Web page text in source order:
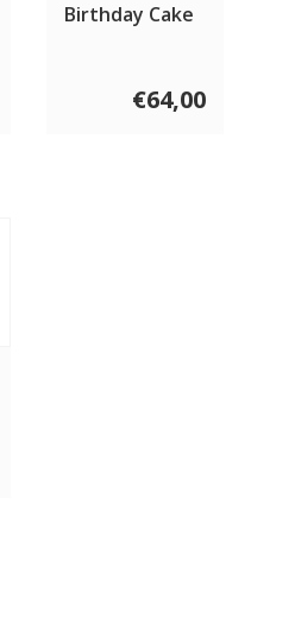
Birthday Cake
€64,00